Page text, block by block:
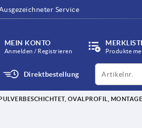
Service
MEIN KONTO
Anmelden / Registrieren Produkte
Direktbestellung
productCode
OVALPROFIL,